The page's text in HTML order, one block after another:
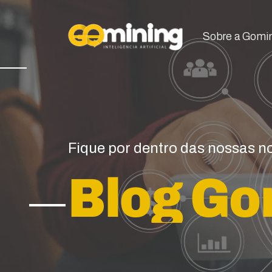
Sobre a
Sobre a
Fique por dentro das nossas
Blog